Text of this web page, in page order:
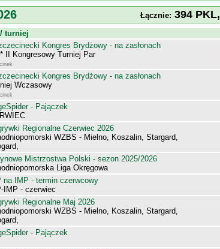
Łącznie: 394 PKL,
turniej
Kongres Brydżowy - na zasłonach
II Kongresowy Turniej Par
Kongres Brydżowy - na zasłonach
Wczasowy
- Pajączek
Regionalne Czerwiec 2026
WZBS - Mielno, Koszalin, Stargard,
Mistrzostwa Polski - sezon 2025/2026
Liga Okręgowa
na IMP - termin czerwcowy
IMP - czerwiec
Regionalne Maj 2026
WZBS - Mielno, Koszalin, Stargard,
- Pajączek